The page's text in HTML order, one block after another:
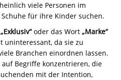
viele Personen im
für ihre Kinder suchen.
„Exklusiv“oder das Wort „Marke“
uninteressant, da sie zu
Branchen einordnen lassen.
Begriffe konzentrieren, die
mit der Intention,